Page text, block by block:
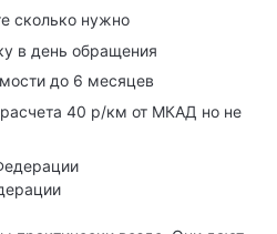
сколько нужно
в день обращения
до 6 месяцев
40 р/км от МКАД но не